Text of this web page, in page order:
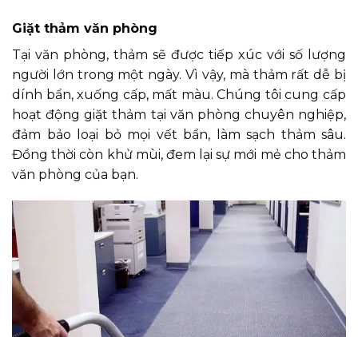
Giặt thảm văn phòng
Tại văn phòng, thảm sẽ được tiếp xúc với số lượng
người lớn trong một ngày. Vì vậy, mà thảm rất dễ bị
dính bẩn, xuống cấp, mất màu. Chúng tôi cung cấp
hoạt động giặt thảm tại văn phòng chuyên nghiệp,
đảm bảo loại bỏ mọi vết bẩn, làm sạch thảm sâu.
Đồng thời còn khử mùi, đem lại sự mới mẻ cho thảm
văn phòng của bạn.